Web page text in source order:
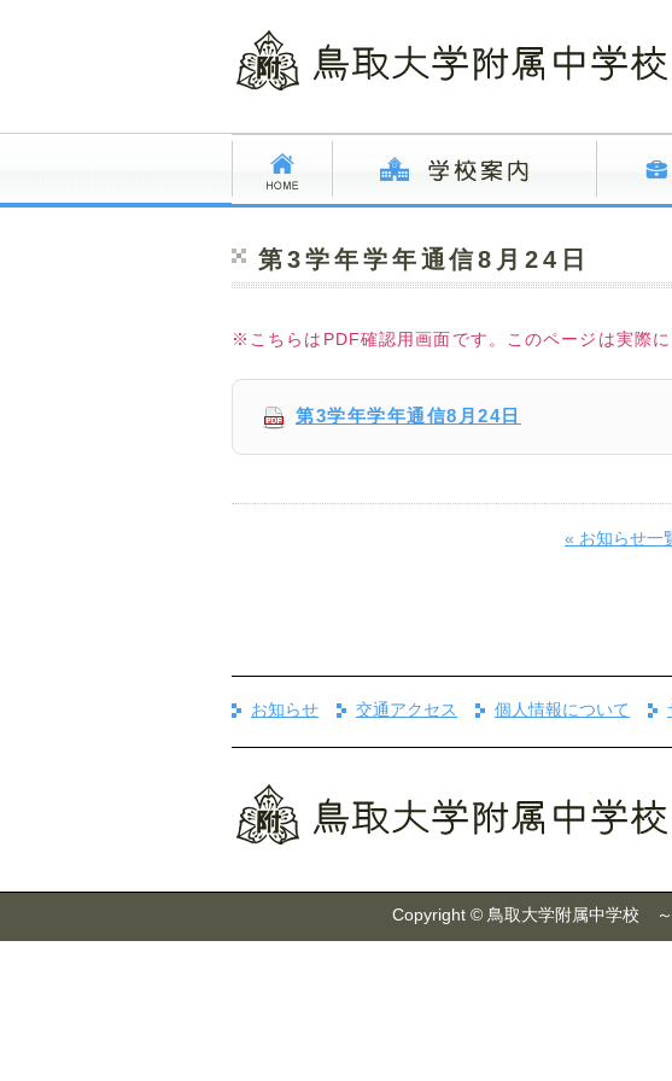
第3学年学年通信8月24日
※こちらはPDF確認用画面です。このページは実際に
第3学年学年通信8月24日
« お知らせ一
お知らせ 交通アクセス 個人情報について
Copyright © 鳥取大学附属中学校 ～